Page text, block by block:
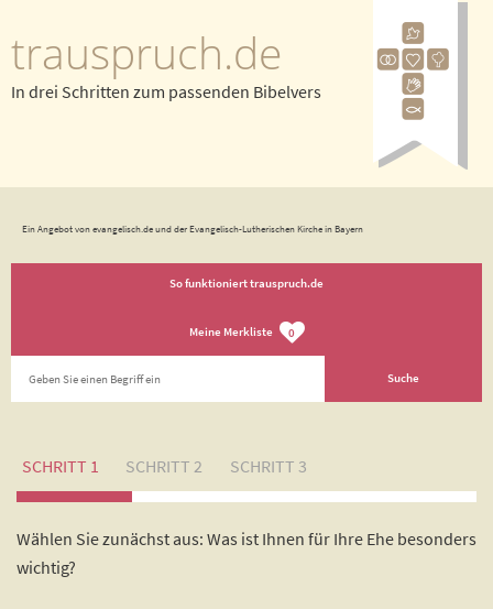
trauspruch.de
In drei Schritten zum passenden Bibelvers
Ein Angebot von evangelisch.de und der Evangelisch-Lutherischen Kirche in Bayern
So funktioniert trauspruch.de
Meine Merkliste 0
SCHRITT 1 SCHRITT 2 SCHRITT 3
Wählen Sie zunächst aus: Was ist Ihnen für Ihre Ehe besonders
wichtig?